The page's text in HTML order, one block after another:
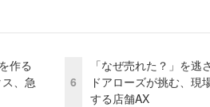
作る
、急
6
「なぜ売れた？」を逃
ドアローズが挑む、現
する店舗AX